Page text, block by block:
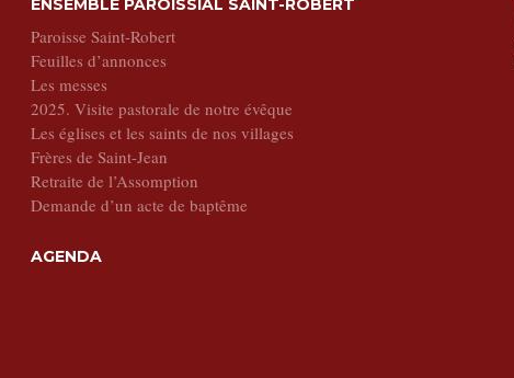
Paroisse Saint-Robert
Feuilles d’annonces
Les messes
2025. Visite pastorale de notre évêque
Les églises et les saints de nos villages
Frères de Saint-Jean
Retraite de l’Assomption
Demande d’un acte de baptême
AGENDA